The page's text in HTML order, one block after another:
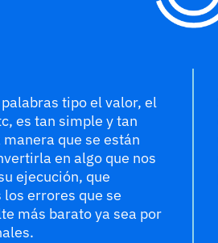
tipo el valor, el
es tan simple y tan
que se están
en algo que nos
ejecución, que
errores que se
más barato ya sea por